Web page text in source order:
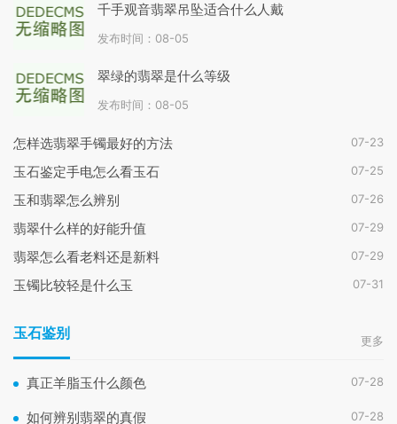
千手观音翡翠吊坠适合什么人戴
发布时间：08-05
翠绿的翡翠是什么等级
发布时间：08-05
怎样选翡翠手镯最好的方法 07-23
玉石鉴定手电怎么看玉石 07-25
玉和翡翠怎么辨别 07-26
翡翠什么样的好能升值 07-29
翡翠怎么看老料还是新料 07-29
玉镯比较轻是什么玉 07-31
玉石鉴别 更多
真正羊脂玉什么颜色 07-28
如何辨别翡翠的真假 07-28